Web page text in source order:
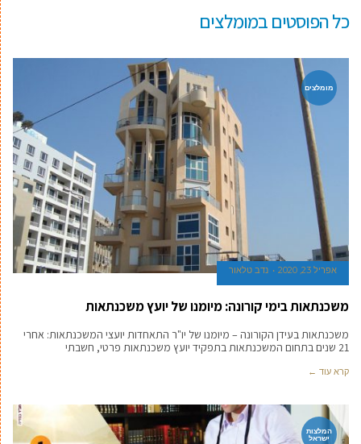
כל הפוסטים במומלצים
מומלצים
אפריל 23, 2020 נדב טלאור
משכנתאות בימי קורונה: מיומנו של יועץ משכנתאות
משכנתאות בעידן הקורונה – מיומנו של יו"ר התאחדות יועצי המשכנתאות: אחרי
21 שנים בתחום המשכנתאות בתפקיד יועץ משכנתאות פרטי, חשבתי
קרא עוד ←
המלצות
ישראל